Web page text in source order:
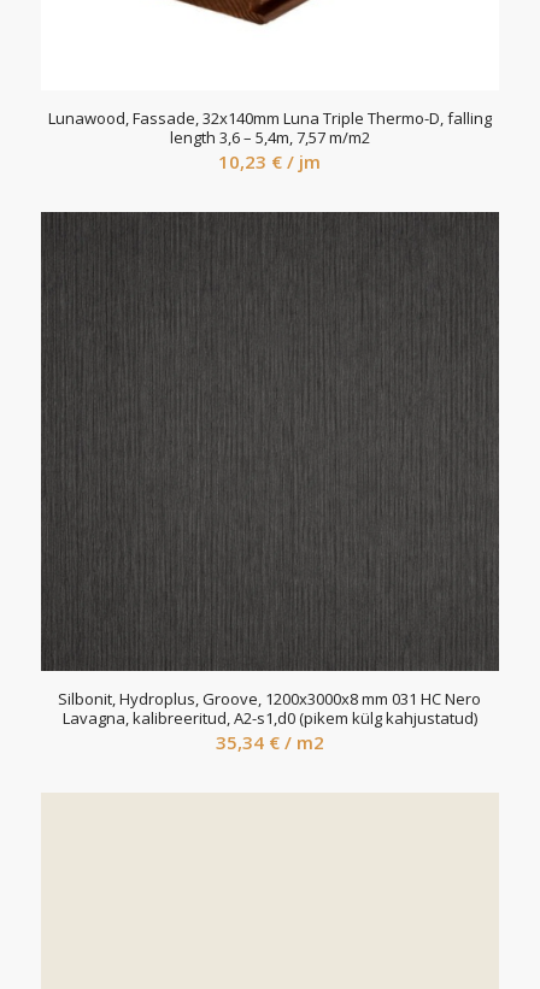
Lunawood, Fassade, 32x140mm Luna Triple Thermo-D, falling
length 3,6 – 5,4m, 7,57 m/m2
10,23 € / jm
Silbonit, Hydroplus, Groove, 1200x3000x8 mm 031 HC Nero
Lavagna, kalibreeritud, A2-s1,d0 (pikem külg kahjustatud)
35,34 € / m2